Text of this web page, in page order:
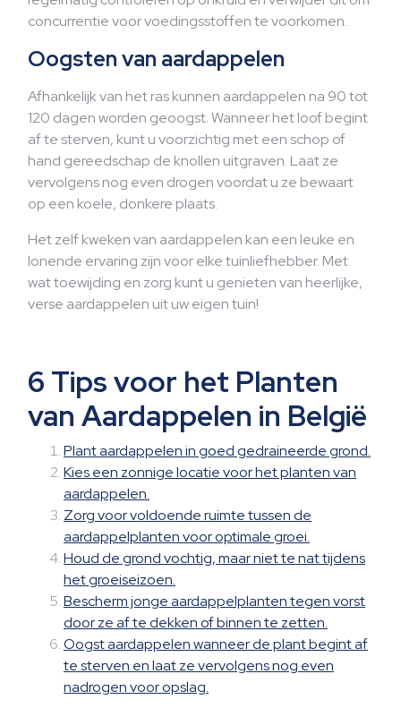
concurrentie voor voedingsstoffen te voorkomen.
Oogsten van aardappelen
Afhankelijk van het ras kunnen aardappelen na 90 tot
120 dagen worden geoogst. Wanneer het loof begint
af te sterven, kunt u voorzichtig met een schop of
hand gereedschap de knollen uitgraven. Laat ze
vervolgens nog even drogen voordat u ze bewaart
op een koele, donkere plaats.
Het zelf kweken van aardappelen kan een leuke en
lonende ervaring zijn voor elke tuinliefhebber. Met
wat toewijding en zorg kunt u genieten van heerlijke,
verse aardappelen uit uw eigen tuin!
6 Tips voor het Planten
van Aardappelen in België
Plant aardappelen in goed gedraineerde grond.
Kies een zonnige locatie voor het planten van
aardappelen.
Zorg voor voldoende ruimte tussen de
aardappelplanten voor optimale groei.
Houd de grond vochtig, maar niet te nat tijdens
het groeiseizoen.
Bescherm jonge aardappelplanten tegen vorst
door ze af te dekken of binnen te zetten.
Oogst aardappelen wanneer de plant begint af
te sterven en laat ze vervolgens nog even
nadrogen voor opslag.